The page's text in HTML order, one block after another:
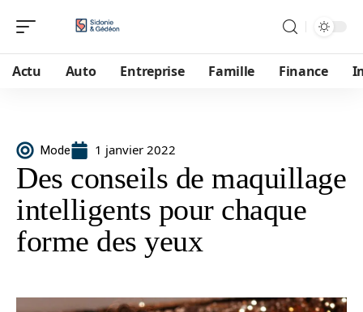
Actu Auto Entreprise Famille Finance
Mode 1 janvier 2022
Des conseils de maquillage
intelligents pour chaque
forme des yeux